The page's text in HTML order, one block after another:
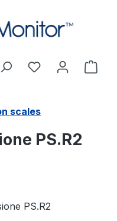
Hai 0 articoliIl
scales
PS.R2